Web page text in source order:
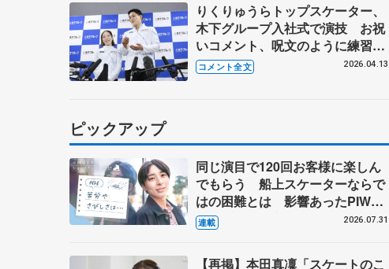
りくりゅうらトップスケーター、
木下グループ入社式で演技 お祝
いコメント、呪文のように練習し
たが...【入社式後】
コメント全文 2026.04.13
ピックアップ
同じ演目で120回お客様に楽しん
でもらう 船上スケーターならで
はの困難とは 影響あったPIW前
キャプテン松永さんの存在
連載 2026.07.31
【再掲】本田真凜「スケートのこ